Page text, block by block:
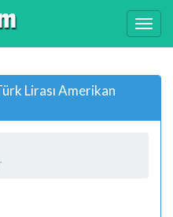
Lirası Amerikan